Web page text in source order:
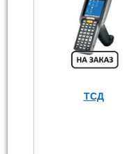
ТСД